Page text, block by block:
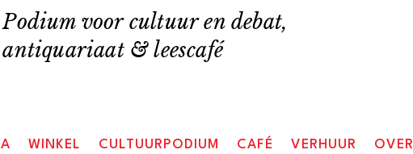
Podium voor cultuur en debat,
antiquariaat & leescafé
WINKEL CULTUURPODIUM CAFÉ VERHUUR